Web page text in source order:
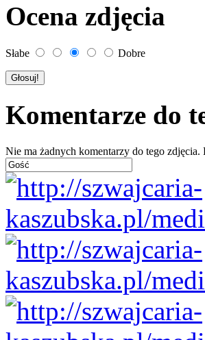
Ocena zdjęcia
Słabe Dobre
Komentarze do
Nie ma żadnych komentarzy do tego